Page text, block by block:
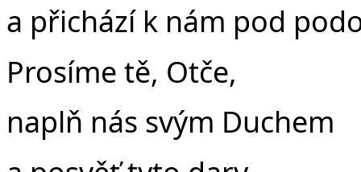
a přichází k nám pod
Prosíme tě, Otče,
naplň nás svým Duchem